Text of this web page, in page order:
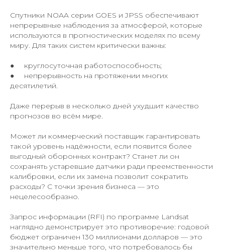
Спутники NOAA серии GOES и JPSS обеспечивают
непрерывные наблюдения за атмосферой, которые
используются в прогностических моделях по всему
миру. Для таких систем критически важны:
● круглосуточная работоспособность;
● непрерывность на протяжении многих
десятилетий.
Даже перерыв в несколько дней ухудшит качество
прогнозов во всём мире.
Может ли коммерческий поставщик гарантировать
такой уровень надёжности, если появится более
выгодный оборонных контракт? Станет ли он
сохранять устаревшие датчики ради преемственности
калибровки, если их замена позволит сократить
расходы? С точки зрения бизнеса — это
нецелесообразно.
Запрос информации (RFI) по программе Landsat
наглядно демонстрирует это противоречие: годовой
бюджет ограничен 130 миллионами долларов — это
значительно меньше того, что потребовалось бы